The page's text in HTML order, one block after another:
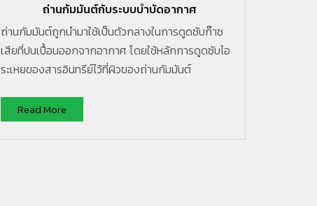
ถ่านกัมมันต์กับระบบบำบัดอากาศ
ถ่านกัมมันต์ถูกนำมาใช้เป็นตัวกลางในการดูดซับก๊าซ
เสียที่ปนเปื้อนออกจากอากาศ โดยใช้หลักการดูดซับไอ
ระเหยของสารอินทรีย์ไว้ที่ผิวของถ่านกัมมันต์
Read More